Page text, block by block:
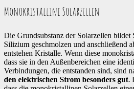
Monokristalline Solarzellen
Die Grundsubstanz der Solarzellen bildet
Silizium geschmolzen und anschließend
entstehen Kristalle. Wenn diese
dass sie in den Außenbereichen eine
Verbindungen, die entstanden sind, sind
den elektrischen Strom besonders gut.